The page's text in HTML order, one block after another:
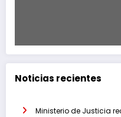
Noticias recientes
Ministerio de Justicia